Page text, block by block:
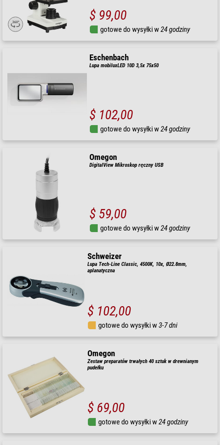
$ 99,00
gotowe do wysyłki w24 godziny
Eschenbach
Lupa mobiluxLED 10D 3,5x 75x50
$ 102,00
gotowe do wysyłki w24 godziny
Omegon
DigitalView Mikroskop ręczny USB
$ 59,00
gotowe do wysyłki w24 godziny
Schweizer
Lupa Tech-Line Classic, 4500K, 10x, Ø22.8mm,
aplanatyczna
$ 102,00
gotowe do wysyłki w3-7 dni
Omegon
Zestaw preparatów trwałych 40 sztuk w drewnianym
pudełku
$ 69,00
gotowe do wysyłki w24 godziny